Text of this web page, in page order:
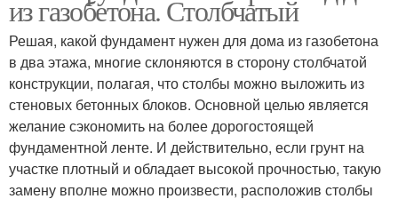
из газобетона. Столбчатый
Решая, какой фундамент нужен для дома из газобетона
в два этажа, многие склоняются в сторону столбчатой
конструкции, полагая, что столбы можно выложить из
стеновых бетонных блоков. Основной целью является
желание сэкономить на более дорогостоящей
фундаментной ленте. И действительно, если грунт на
участке плотный и обладает высокой прочностью, такую
замену вполне можно произвести, расположив столбы